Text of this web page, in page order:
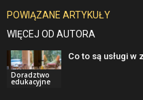
POWIĄZANE ARTYKUŁY
WIĘCEJ OD AUTORA
Doradztwo
edukacyjne
Co to są usługi